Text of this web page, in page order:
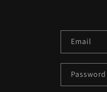
Email
Password